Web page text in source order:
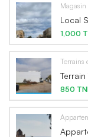
Local
1,000
Terrains
Terrain
850